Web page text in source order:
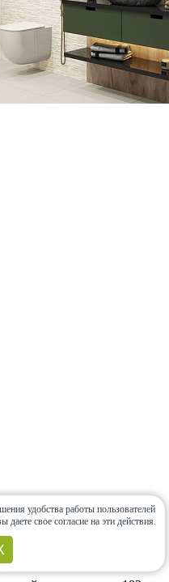
удобства работы пользователей
свое согласие на эти действия.